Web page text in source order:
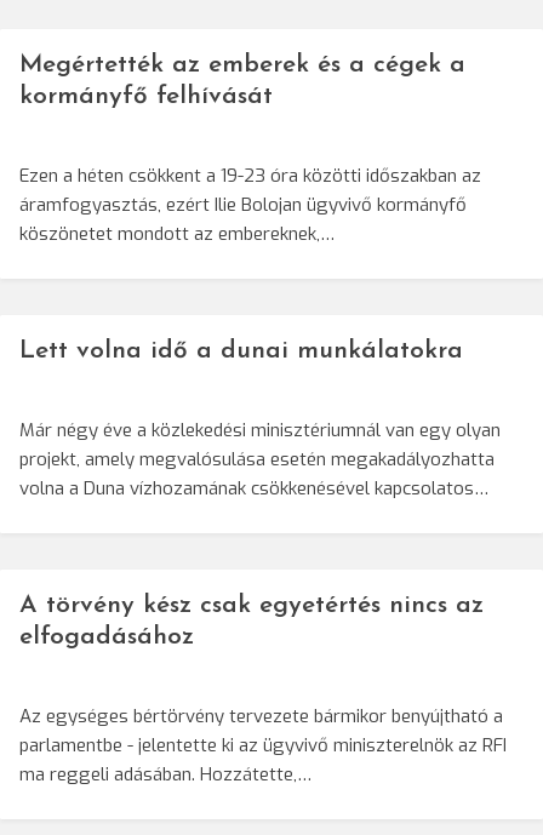
Megértették az emberek és a cégek a
kormányfő felhívását
Ezen a héten csökkent a 19-23 óra közötti időszakban az
áramfogyasztás, ezért Ilie Bolojan ügyvivő kormányfő
köszönetet mondott az embereknek,…
Lett volna idő a dunai munkálatokra
Már négy éve a közlekedési minisztériumnál van egy olyan
projekt, amely megvalósulása esetén megakadályozhatta
volna a Duna vízhozamának csökkenésével kapcsolatos…
A törvény kész csak egyetértés nincs az
elfogadásához
Az egységes bértörvény tervezete bármikor benyújtható a
parlamentbe - jelentette ki az ügyvivő miniszterelnök az RFI
ma reggeli adásában. Hozzátette,…